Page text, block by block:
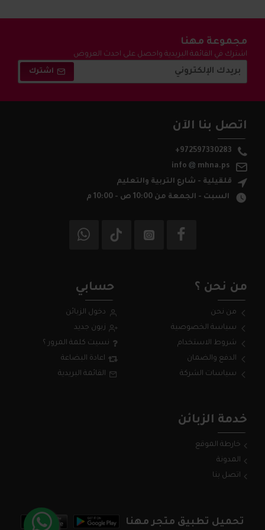
مجموعة مهنا
اشترك في القائمة البريدية واحصل على احدث العروض
والتخفيضات !
اشترك
اتصل بنا الآن
+972597330283
info
mhna.ps
قلقيلية - شارع التربية والتعليم
السبت - الجمعة من 10:00 ص - 10:00 م
من نحن ؟
من نحن
سياسة الخصوصية
شروط الاستخدام
الدفع والضمان
سياسات الشركة
حسابي
دخول الزبائن
زبون جديد
نسيت كلمة المرور ؟
اعادة البضاعة
القائمة البريدية
خدمة الزبائن
خارطة الموقع
المدونة
اتصل بنا
تحميل تطبيق متجر مهنا